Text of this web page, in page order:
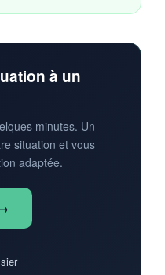
à un
minutes. Un
situation et vous
adaptée.